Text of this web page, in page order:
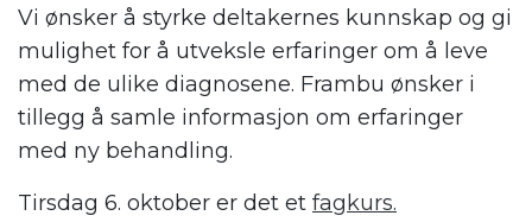
Vi ønsker å styrke deltakernes kunnskap og gi
mulighet for å utveksle erfaringer om å leve
med de ulike diagnosene. Frambu ønsker i
tillegg å samle informasjon om erfaringer
med ny behandling.
Tirsdag 6. oktober er det et fagkurs.